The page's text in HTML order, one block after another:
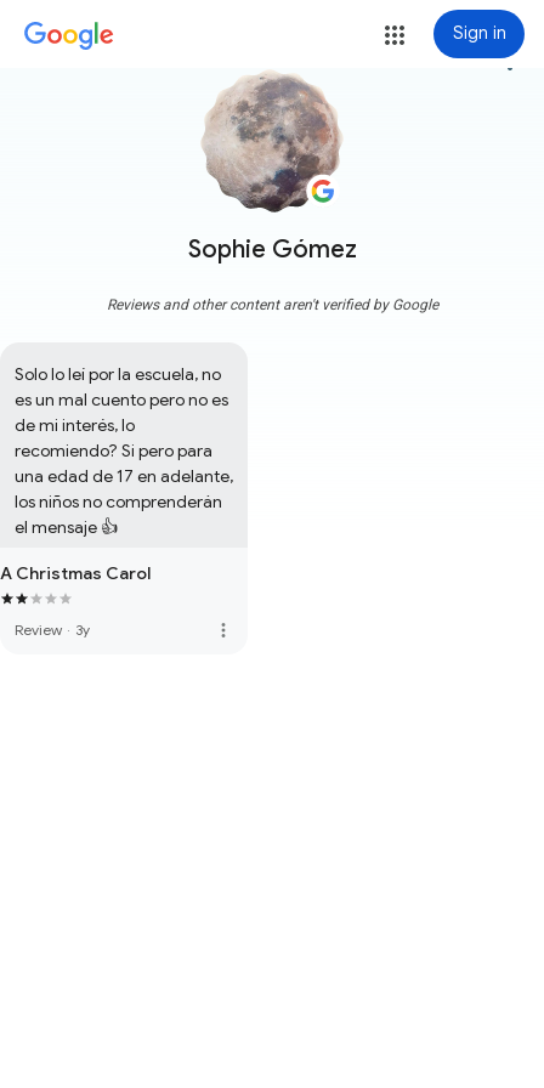
Sign in
Sophie Gómez
more_vert
Reviews and other content aren't verified by Google
Solo lo leí por la escuela, no
es un mal cuento pero no es
de mi interés, lo
recomiendo? Si pero para
una edad de 17 en adelante,
los niños no comprenderán
el mensaje 👍
A Christmas Carol
Review · 3y more_vert